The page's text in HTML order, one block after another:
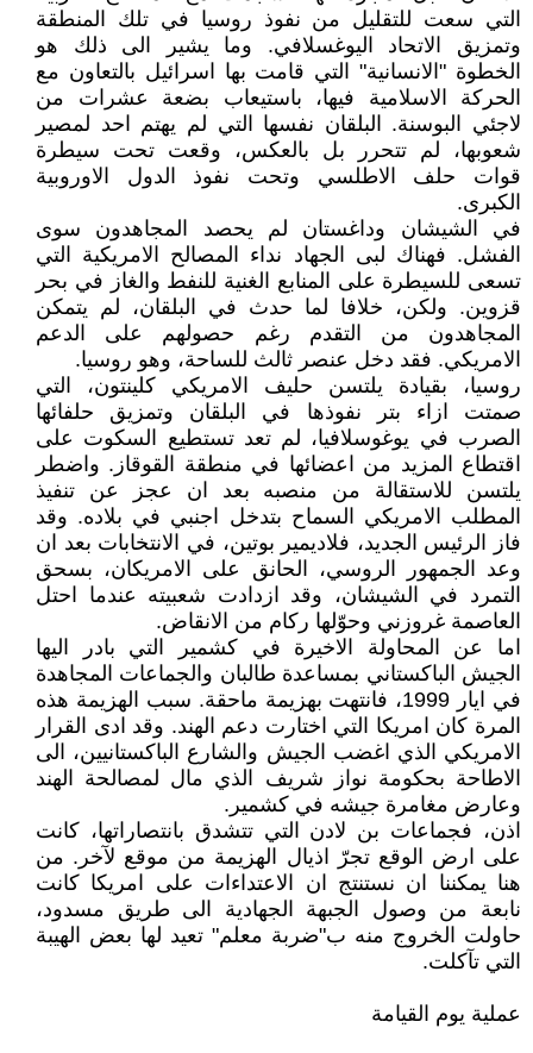
التي سعت للتقليل من نفوذ روسيا في تلك المنطقة
وتمزيق الاتحاد اليوغسلافي. وما يشير الى ذلك هو
الخطوة "الانسانية" التي قامت بها اسرائيل بالتعاون مع
الحركة الاسلامية فيها، باستيعاب بضعة عشرات من
لاجئي البوسنة. البلقان نفسها التي لم يهتم احد لمصير
شعوبها، لم تتحرر بل بالعكس، وقعت تحت سيطرة
قوات حلف الاطلسي وتحت نفوذ الدول الاوروبية
الكبرى.
في الشيشان وداغستان لم يحصد المجاهدون سوى
الفشل. فهناك لبى الجهاد نداء المصالح الامريكية التي
تسعى للسيطرة على المنابع الغنية للنفط والغاز في بحر
قزوين. ولكن، خلافا لما حدث في البلقان، لم يتمكن
المجاهدون من التقدم رغم حصولهم على الدعم
الامريكي. فقد دخل عنصر ثالث للساحة، وهو روسيا.
روسيا، بقيادة يلتسن حليف الامريكي كلينتون، التي
صمتت ازاء بتر نفوذها في البلقان وتمزيق حلفائها
الصرب في يوغوسلافيا، لم تعد تستطيع السكوت على
اقتطاع المزيد من اعضائها في منطقة القوقاز. واضطر
يلتسن للاستقالة من منصبه بعد ان عجز عن تنفيذ
المطلب الامريكي السماح بتدخل اجنبي في بلاده. وقد
فاز الرئيس الجديد، فلاديمير بوتين، في الانتخابات بعد ان
وعد الجمهور الروسي، الحانق على الامريكان، بسحق
التمرد في الشيشان، وقد ازدادت شعبيته عندما احتل
العاصمة غروزني وحوّلها ركام من الانقاض.
اما عن المحاولة الاخيرة في كشمير التي بادر اليها
الجيش الباكستاني بمساعدة طالبان والجماعات المجاهدة
في ايار 1999، فانتهت بهزيمة ماحقة. سبب الهزيمة هذه
المرة كان امريكا التي اختارت دعم الهند. وقد ادى القرار
الامريكي الذي اغضب الجيش والشارع الباكستانيين، الى
الاطاحة بحكومة نواز شريف الذي مال لمصالحة الهند
وعارض مغامرة جيشه في كشمير.
اذن، فجماعات بن لادن التي تتشدق بانتصاراتها، كانت
على ارض الوقع تجرّ اذيال الهزيمة من موقع لآخر. من
هنا يمكننا ان نستنتج ان الاعتداءات على امريكا كانت
نابعة من وصول الجبهة الجهادية الى طريق مسدود،
حاولت الخروج منه ب"ضربة معلم" تعيد لها بعض الهيبة
التي تآكلت.
عملية يوم القيامة